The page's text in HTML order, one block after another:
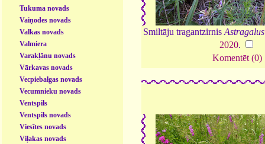
Tukuma novads
Vaiņodes novads
Valkas novads
Valmiera
Varakļānu novads
Vārkavas novads
Vecpiebalgas novads
Vecumnieku novads
Ventspils
Ventspils novads
Viesītes novads
Viļakas novads
Smiltāju tragantzirnis
2020.
Komentēt (0)